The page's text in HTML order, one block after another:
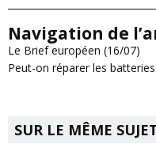
Navigation de
Le Brief européen (16/07)
Peut-on réparer les
SUR LE MÊME